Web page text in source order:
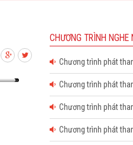
CHƯƠNG TRÌNH NGHE
Chương trình phát
Chương trình phát
Chương trình phát
Chương trình phát